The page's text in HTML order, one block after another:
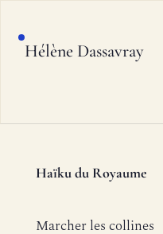
Hélène Dassavray
Haïku du Royaume
Marcher les collines